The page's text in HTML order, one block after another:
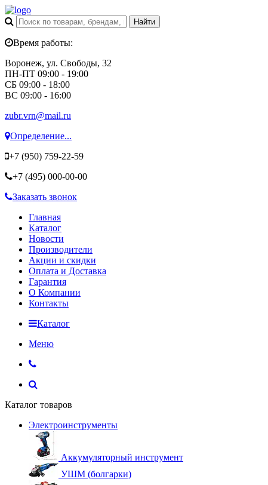
Время работы:
Воронеж, ул. Свободы, 32
ПН-ПТ 09:00 - 19:00
СБ 09:00 - 18:00
ВС 09:00 - 16:00
zubr.vrn@mail.ru
Определение...
+7 (950) 759-22-59
+7 (495) 000-00-00
Заказать звонок
Главная
Каталог
Новости
Производители
Акции и скидки
Оплата и Доставка
Гарантия
О Компании
Контакты
Каталог
Меню
Каталог товаров
Электроинструменты
Аккумуляторный инструмент
УШМ (болгарки)